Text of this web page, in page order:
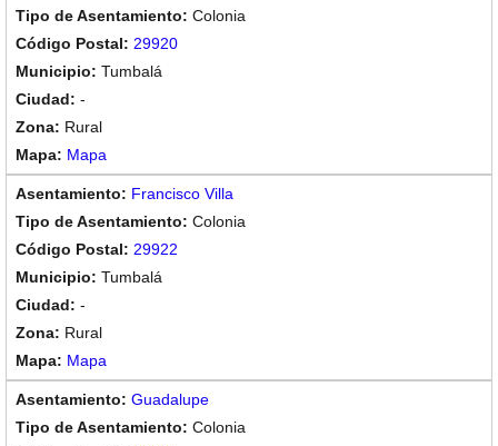
Colonia
29920
Tumbalá
-
Rural
Mapa
Francisco Villa
Colonia
29922
Tumbalá
-
Rural
Mapa
Guadalupe
Colonia